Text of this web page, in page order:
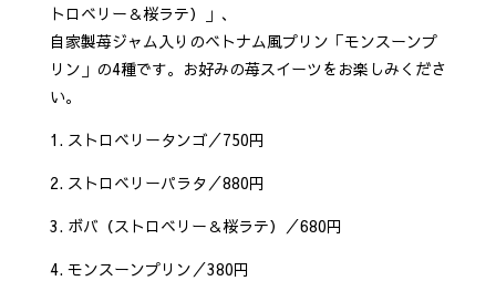
トロベリー＆桜ラテ）」、
自家製苺ジャム入りのベトナム風プリン「モンスーンプ
リン」の4種です。お好みの苺スイーツをお楽しみくださ
い。
1. ストロベリータンゴ／750円
2. ストロベリーパラタ／880円
3. ボバ（ストロベリー＆桜ラテ）／680円
4. モンスーンプリン／380円